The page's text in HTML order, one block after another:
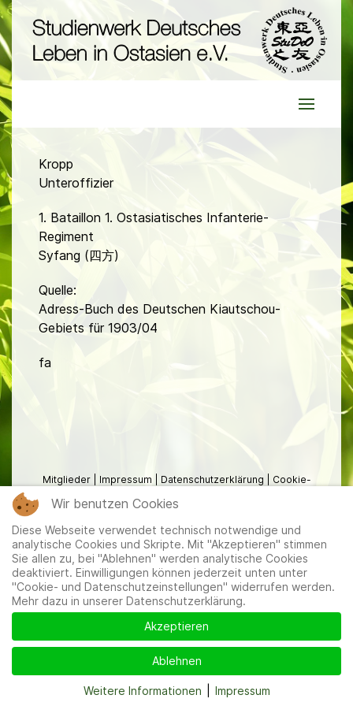
Kropp
Unteroffizier
1. Bataillon 1. Ostasiatisches Infanterie-
Regiment
Syfang (四方)
Quelle:
Adress-Buch des Deutschen Kiautschou-
Gebiets für 1903/04
fa
Mitglieder Impressum Datenschutzerklärung
Cookie-
Wir benutzen Cookies
Diese Webseite verwendet technisch notwendige und
analytische Cookies und Skripte. Mit "Akzeptieren" stimmen
Sie allen zu, bei "Ablehnen" werden analytische Cookies
deaktiviert. Einwilligungen können jederzeit unten unter
"Cookie- und Datenschutzeinstellungen" widerrufen werden.
Mehr dazu in unserer Datenschutzerklärung.
Akzeptieren
Ablehnen
Weitere Informationen Impressum